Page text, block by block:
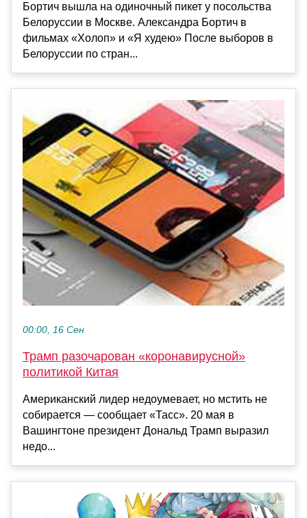
Бортич вышла на одиночный пикет у посольства
Белоруссии в Москве. Александра Бортич в
фильмах «Холоп» и «Я худею» После выборов в
Белоруссии по стран...
00:00, 16 Сен
Трамп разочарован «коронавирусной»
политикой Китая
Американский лидер недоумевает, но мстить не
собирается — сообщает «Тасс». 20 мая в
Вашингтоне президент Дональд Трамп выразил
недо...